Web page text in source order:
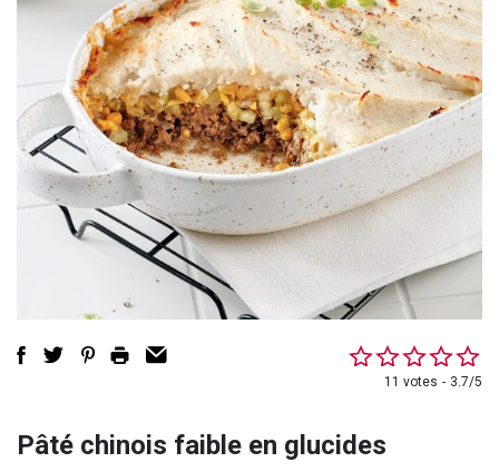
11 votes 3.7/5
Pâté chinois faible en glucides